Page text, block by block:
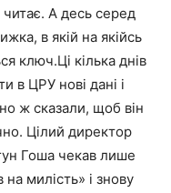
читає. А десь серед
в якій на якійсь
ключ.Ці кілька днів
в ЦРУ нові дані і
ж сказали, щоб він
Цілий директор
Гоша чекав лише
милість» і знову